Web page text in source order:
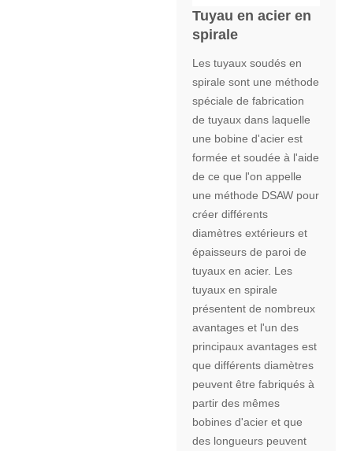
Tuyau en acier en
spirale
Les tuyaux soudés en
spirale sont une méthode
spéciale de fabrication
de tuyaux dans laquelle
une bobine d'acier est
formée et soudée à l'aide
de ce que l'on appelle
une méthode DSAW pour
créer différents
diamètres extérieurs et
épaisseurs de paroi de
tuyaux en acier. Les
tuyaux en spirale
présentent de nombreux
avantages et l'un des
principaux avantages est
que différents diamètres
peuvent être fabriqués à
partir des mêmes
bobines d'acier et que
des longueurs peuvent